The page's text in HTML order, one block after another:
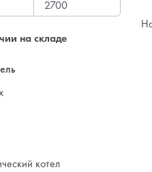
на складе
котел